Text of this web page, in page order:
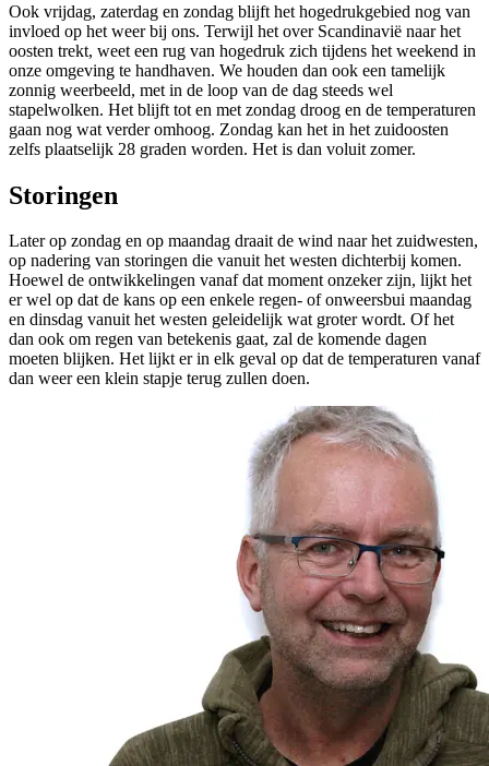
Ook vrijdag, zaterdag en zondag blijft het hogedrukgebied nog van
invloed op het weer bij ons. Terwijl het over Scandinavië naar het
oosten trekt, weet een rug van hogedruk zich tijdens het weekend in
onze omgeving te handhaven. We houden dan ook een tamelijk
zonnig weerbeeld, met in de loop van de dag steeds wel
stapelwolken. Het blijft tot en met zondag droog en de temperaturen
gaan nog wat verder omhoog. Zondag kan het in het zuidoosten
zelfs plaatselijk 28 graden worden. Het is dan voluit zomer.
Storingen
Later op zondag en op maandag draait de wind naar het zuidwesten,
op nadering van storingen die vanuit het westen dichterbij komen.
Hoewel de ontwikkelingen vanaf dat moment onzeker zijn, lijkt het
er wel op dat de kans op een enkele regen- of onweersbui maandag
en dinsdag vanuit het westen geleidelijk wat groter wordt. Of het
dan ook om regen van betekenis gaat, zal de komende dagen
moeten blijken. Het lijkt er in elk geval op dat de temperaturen vanaf
dan weer een klein stapje terug zullen doen.